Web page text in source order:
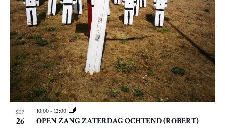
SEP
26 OPEN ZANG ZATERDAG OCHTEND (ROBERT)
10:00 - 12:00